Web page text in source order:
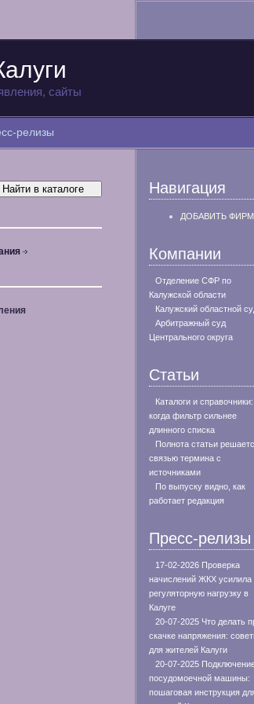
сайты
релизы
Навигация
ДОБАВИТЬ
Компании
Отделение СФР по
Калужской области
Калужский областной
Арбитражный суд
Центрального округа
Статьи
Каталоги и справочники:
когда фильтр сильнее
длинного списка
Полнота статьи
связью термина с
источниками
По выпуску видно, как
работает редакция
Пресс-релизы
17-02-2026 Проверка
начислений ЖКХ усилила
регуляторную нагрузку в
Калуге
20-07-2025 Что делать
скачке напряжения:
для жителей Калуги
20-07-2025
посудомоечной машины:
пошаговая инструкция